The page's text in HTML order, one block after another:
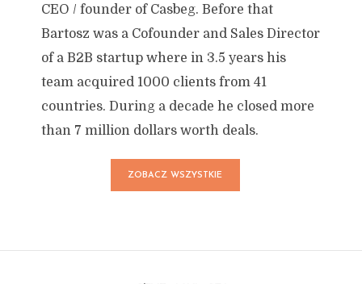
CEO / founder of Casbeg. Before that
Bartosz was a Cofounder and Sales Director
of a B2B startup where in 3.5 years his
team acquired 1000 clients from 41
countries. During a decade he closed more
than 7 million dollars worth deals.
ZOBACZ WSZYSTKIE